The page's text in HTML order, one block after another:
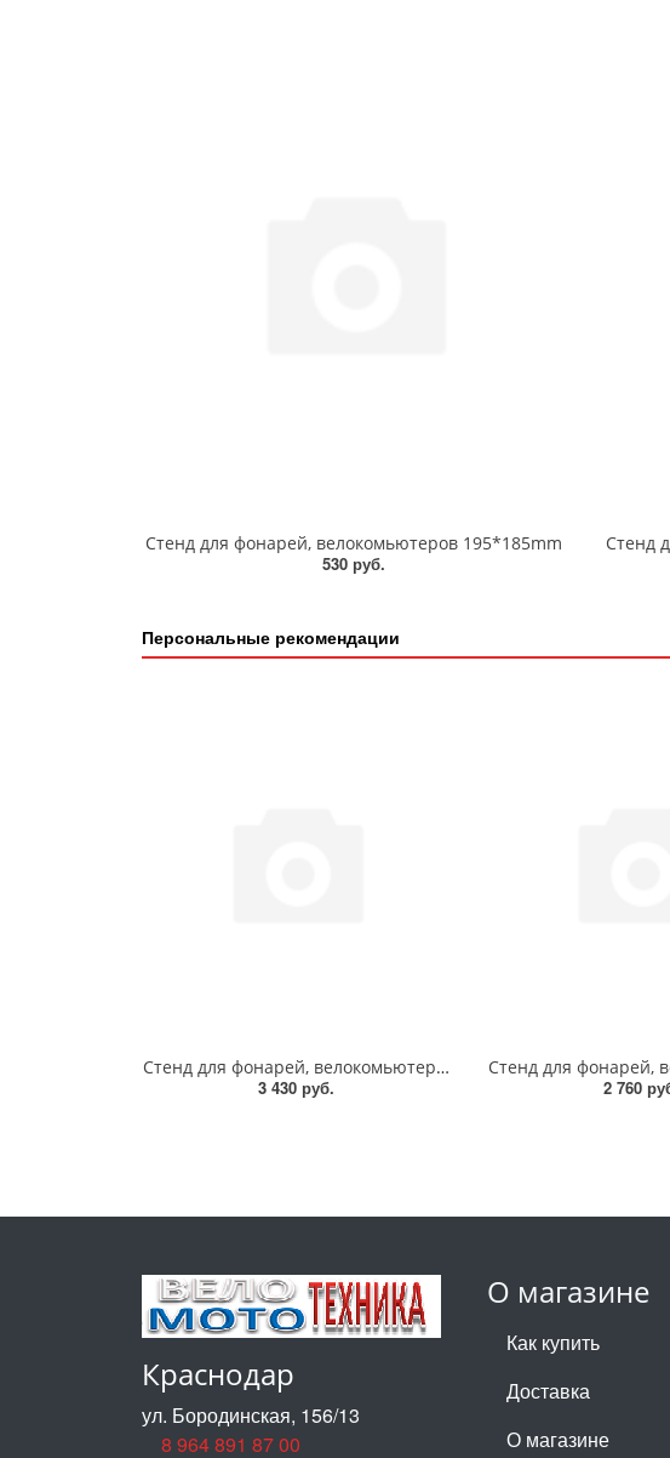
Стенд для фонарей, велокомьютеров 195*185mm
530 руб.
Стенд
Персональные рекомендации
Стенд для фонарей, велокомьютеров 300*200mm
3 430 руб.
2 760
О магазине
Как купить
Доставка
О магазине
Краснодар
ул. Бородинская, 156/13
8 964 891 87 00